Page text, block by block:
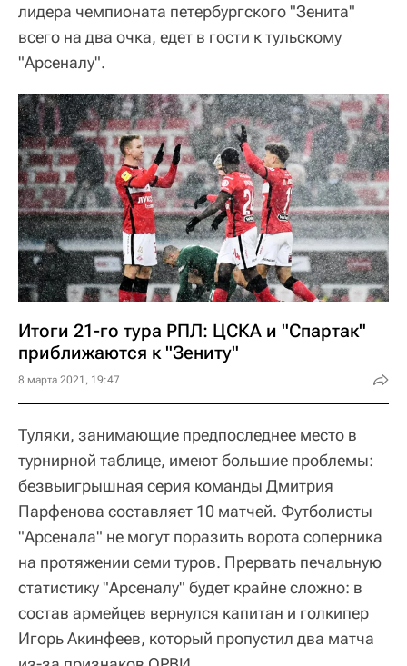
лидера чемпионата петербургского "Зенита"
всего на два очка, едет в гости к тульскому
"Арсеналу".
Итоги 21-го тура РПЛ: ЦСКА и "Спартак"
приближаются к "Зениту"
8 марта 2021, 19:47
Туляки, занимающие предпоследнее место в
турнирной таблице, имеют большие проблемы:
безвыигрышная серия команды Дмитрия
Парфенова составляет 10 матчей. Футболисты
"Арсенала" не могут поразить ворота соперника
на протяжении семи туров. Прервать печальную
статистику "Арсеналу" будет крайне сложно: в
состав армейцев вернулся капитан и голкипер
Игорь Акинфеев, который пропустил два матча